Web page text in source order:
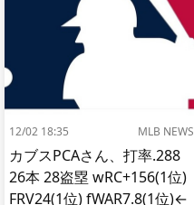
12/02 18:35 MLB NEWS
カブスPCAさん、打率.288
26本 28盗塁 wRC+156(1位)
FRV24(1位) fWAR7.8(1位)←